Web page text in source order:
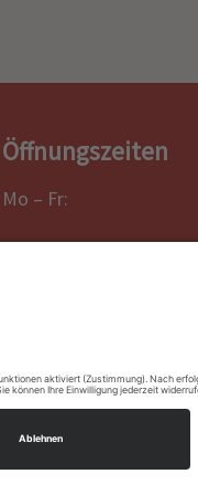
Öffnungszeiten
Mo – Fr:
Dienstag: